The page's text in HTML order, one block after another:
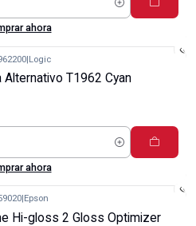
ahora
|Logic
Alternativo T1962 Cyan
ahora
| Epson
Hi-gloss 2 Gloss Optimizer